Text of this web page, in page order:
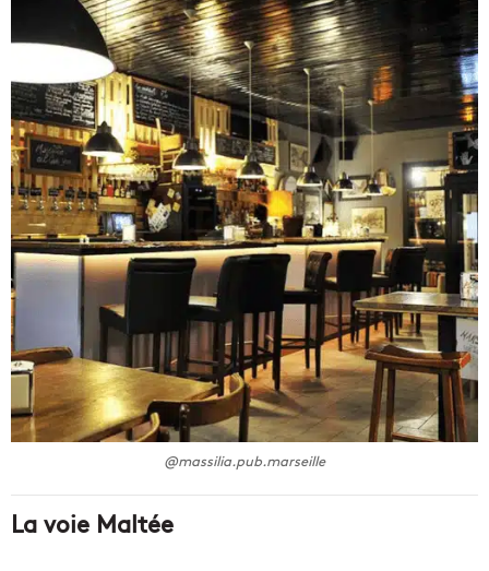
@massilia.pub.marseille
La voie Maltée